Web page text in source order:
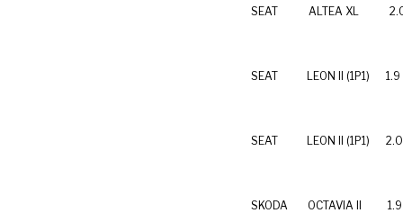
SEAT ALTEA XL
SEAT LEON II (1P1) 1.9
SEAT LEON II (1P1)
SKODA OCTAVIA II